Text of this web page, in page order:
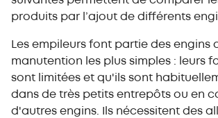
produits par l’ajout de différents
Les empileurs font partie des engins
manutention les plus simples : leurs
sont limitées et qu'ils sont
dans de très petits entrepôts ou en
d'autres engins. Ils nécessitent des